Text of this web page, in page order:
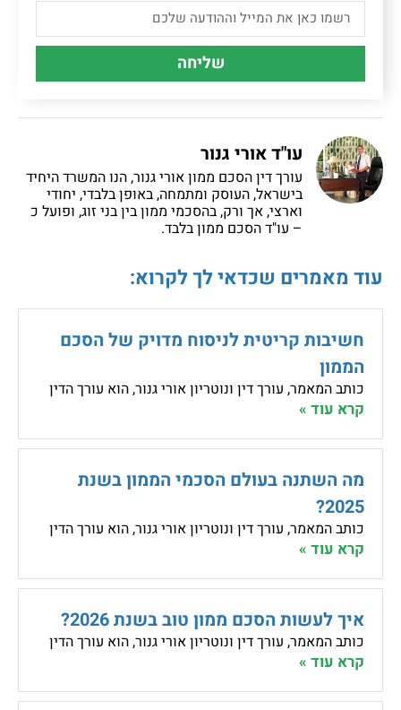
שליחה
עו"ד אורי גנור
עורך דין הסכם ממון אורי גנור, הנו המשרד היחיד
בישראל, העוסק ומתמחה, באופן בלבדי, יחודי
וארצי, אך ורק, בהסכמי ממון בין בני זוג, ופועל כ
– עו"ד הסכם ממון בלבד.
עוד מאמרים שכדאי לך לקרוא:
חשיבות קריטית לניסוח מדויק של הסכם
הממון
כותב המאמר, עורך דין ונוטריון אורי גנור, הוא עורך הדין
קרא עוד »
מה השתנה בעולם הסכמי הממון בשנת
2025?
כותב המאמר, עורך דין ונוטריון אורי גנור, הוא עורך הדין
קרא עוד »
איך לעשות הסכם ממון טוב בשנת 2026?
כותב המאמר, עורך דין ונוטריון אורי גנור, הוא עורך הדין
קרא עוד »